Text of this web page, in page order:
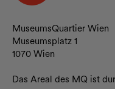
Kontakt
MuseumsQuartier Wien
Museumsplatz 1
1070 Wien
Das Areal des MQ ist